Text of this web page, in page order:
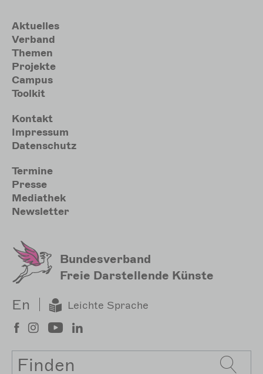
Hauptnavigation
Aktuelles
Verband
Themen
Projekte
Campus
Toolkit
Meta
Kontakt
Impressum
Datenschutz
Sekundärmenu
Termine
Presse
Mediathek
Newsletter
Bundesverband
Freie Darstellende Künste
En Leichte Sprache
Suche